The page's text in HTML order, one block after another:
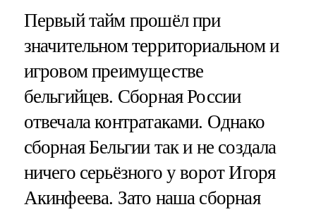
Первый тайм прошёл при
значительном территориальном и
игровом преимуществе
бельгийцев. Сборная России
отвечала контратаками. Однако
сборная Бельгии так и не создала
ничего серьёзного у ворот Игоря
Акинфеева. Зато наша сборная